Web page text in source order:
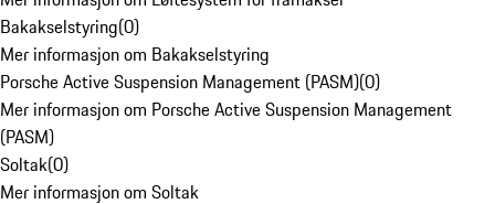
Bakakselstyring(0)
Mer informasjon om Bakakselstyring
Porsche Active Suspension Management (PASM)(0)
Mer informasjon om Porsche Active Suspension Management
(PASM)
Soltak(0)
Mer informasjon om Soltak